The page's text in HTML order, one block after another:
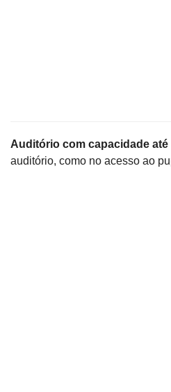
Auditório com capacidade até
auditório, como no acesso ao